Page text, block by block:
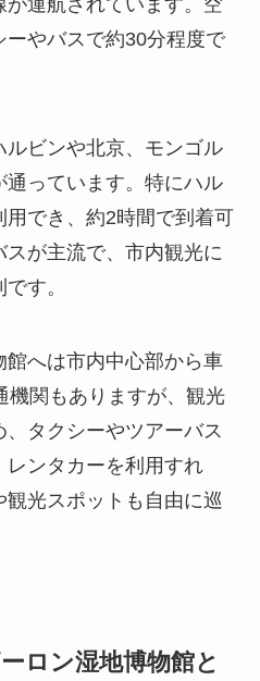
運航されています。空
やバスで約30分程度で
ビンや北京、モンゴル
っています。特にハル
用でき、約2時間で到着可
が主流で、市内観光に
す。
館へは市内中心部から車
機関もありますが、観光
タクシーやツアーバス
ンタカーを利用すれ
光スポットも自由に巡
ロン湿地博物館と